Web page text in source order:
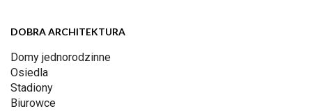
DOBRA ARCHITEKTURA
Domy jednorodzinne
Osiedla
Stadiony
Biurowce